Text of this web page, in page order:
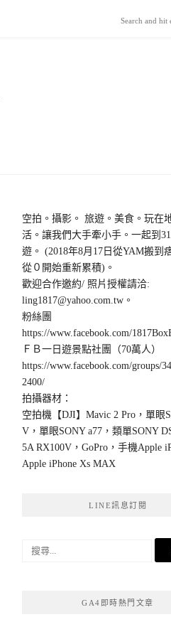
空拍。攝影。 旅遊。美食。玩在
活。讓我們大手牽小手。一起到
遊。 (2018年8月17日從YAM搬到
從０開始重新累積)。
歡迎合作邀約/ 照片授權請洽:
ling1817@yahoo.com.tw 。
粉絲團
https://www.facebook.com/
ＦＢ一日遊景點社團（70萬人）
https://www.facebook.com/groups/
2400/
拍攝器材：
空拍機【DJI】Mavic 2 Pro，單眼
V，單眼SONY a77，類單SONY
5A RX100V，GoPro，手機Apple
Apple iPhone Xs MAX
LINE訊息訂閱
搜
GA4即時熱門文章